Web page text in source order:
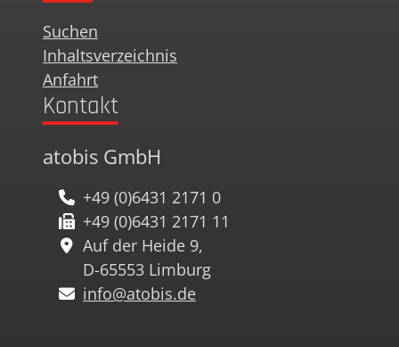
Suchen
Inhaltsverzeichnis
Anfahrt
Kontakt
atobis GmbH
+49 (0)6431 2171 0
+49 (0)6431 2171 11
Auf der Heide 9,
D-65553 Limburg
info@atobis.de